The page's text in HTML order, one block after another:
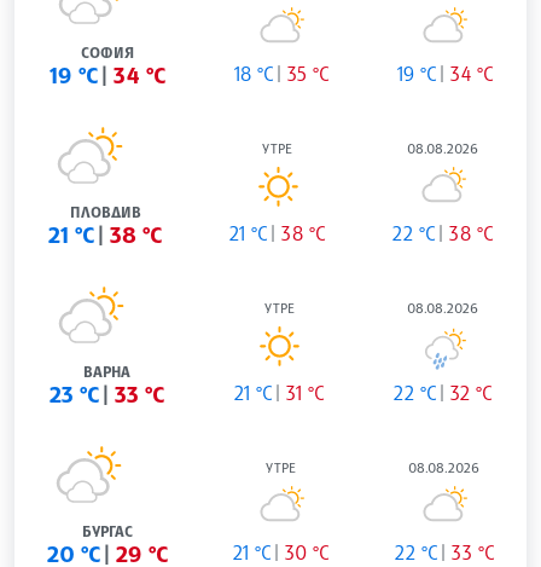
СОФИЯ
19 °C 34 °C 18 °C 35 °C 19 °C 34 °C
ПЛОВДИВ
21 °C 38 °C
УТРЕ
21 °C 38 °C
08.08.2026
22 °C 38 °C
ВАРНА
23 °C 33 °C
УТРЕ
21 °C 31 °C
08.08.2026
22 °C 32 °C
БУРГАС
20 °C 29 °C
УТРЕ
21 °C 30 °C
08.08.2026
22 °C 33 °C